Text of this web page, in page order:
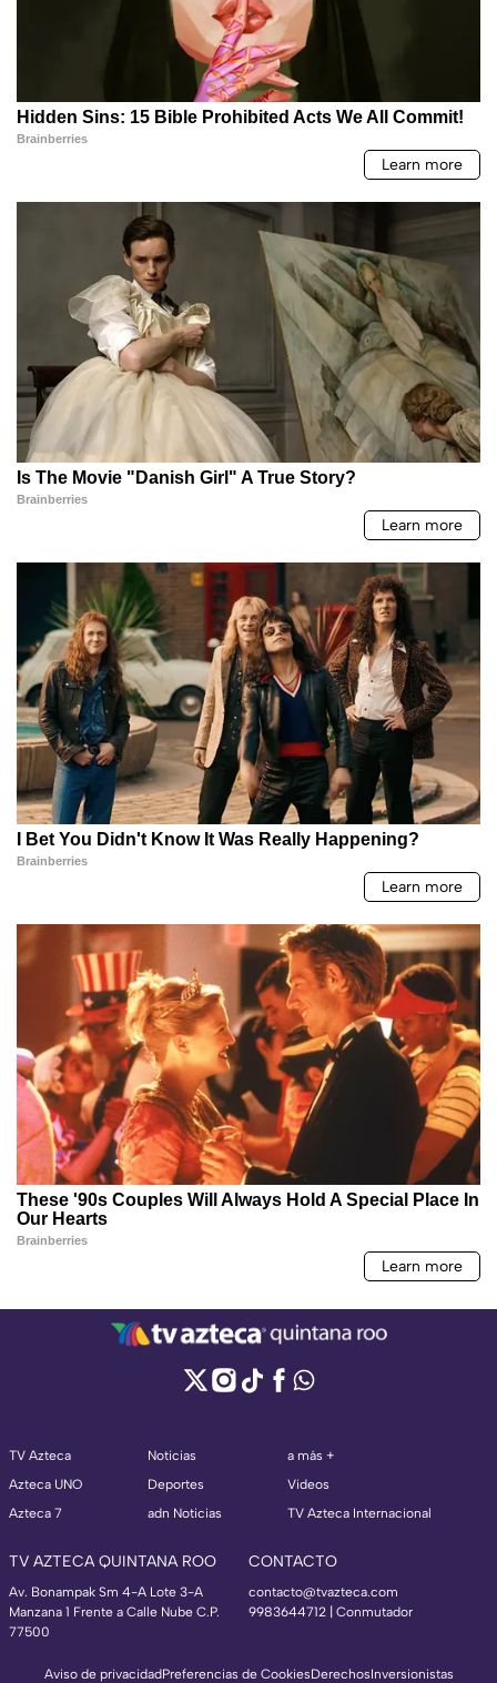
TV Azteca
Azteca UNO
Azteca 7
Noticias
Deportes
adn Noticias
a más +
Videos
TV Azteca Internacional
TV AZTECA QUINTANA ROO
Av. Bonampak Sm 4-A Lote 3-A
Manzana 1 Frente a Calle Nube C.P.
77500
CONTACTO
contacto@tvazteca.com
9983644712 | Conmutador
Aviso de privacidadPreferencias de CookiesDerechosInversionistas